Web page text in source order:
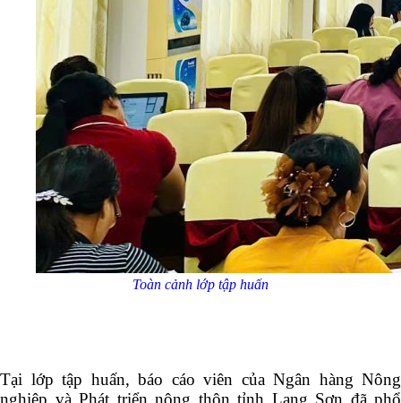
Toàn cảnh lớp tập huấn
Tại lớp tập huấn, báo cáo viên của Ngân hàng Nông
nghiệp và Phát triển nông thôn tỉnh Lạng Sơn đã phổ